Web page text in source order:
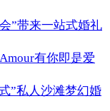
”带来一站式婚礼
有你即是爱
”私人沙滩梦幻婚